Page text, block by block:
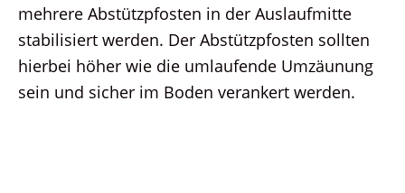
mehrere Abstützpfosten in der Auslaufmitte
stabilisiert werden. Der Abstützpfosten sollten
hierbei höher wie die umlaufende Umzäunung
sein und sicher im Boden verankert werden.